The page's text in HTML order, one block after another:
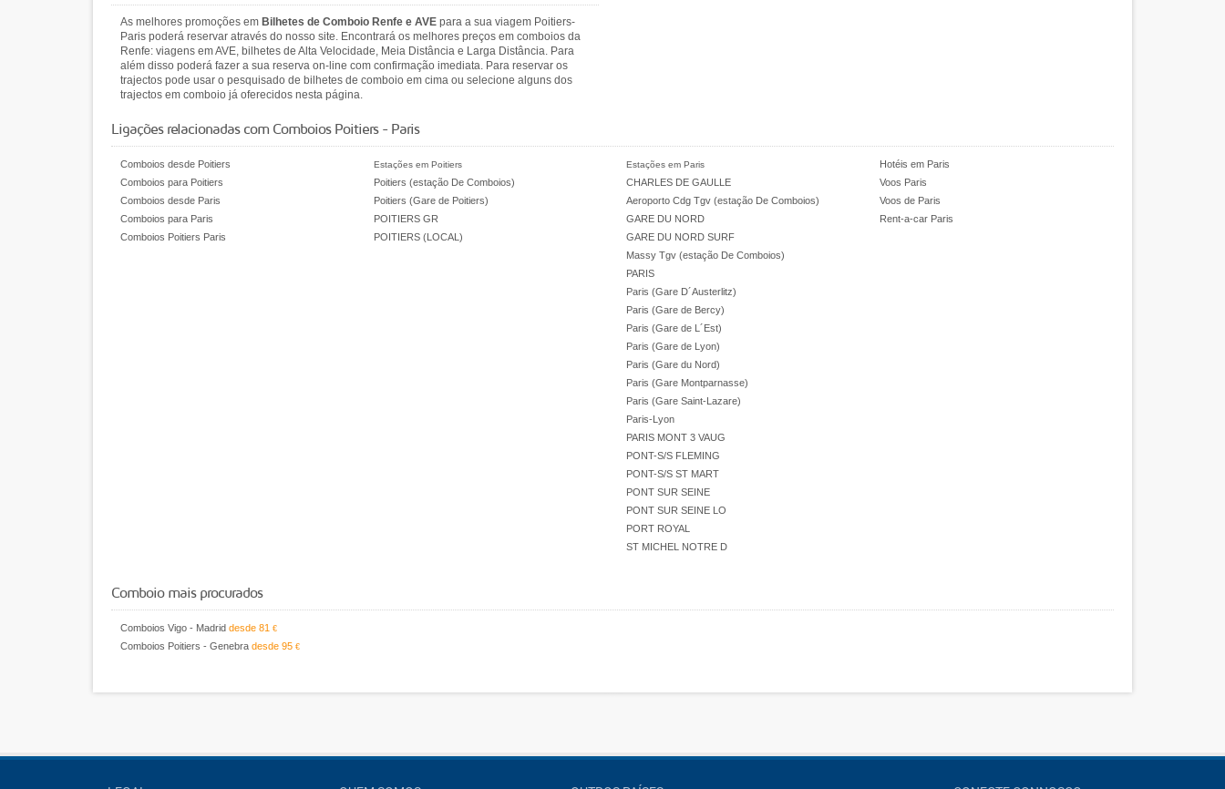
As melhores promoções em Bilhetes de Comboio Renfe e AVE para a sua viagem Poitiers-
Paris poderá reservar através do nosso site. Encontrará os melhores preços em comboios da
Renfe: viagens em AVE, bilhetes de Alta Velocidade, Meia Distância e Larga Distância. Para
além disso poderá fazer a sua reserva on-line com confirmação imediata. Para reservar os
trajectos pode usar o pesquisado de bilhetes de comboio em cima ou selecione alguns dos
trajectos em comboio já oferecidos nesta página.
Ligações relacionadas com Comboios Poitiers - Paris
Comboios desde Poitiers
Comboios para Poitiers
Comboios desde Paris
Comboios para Paris
Comboios Poitiers Paris
Estações em Poitiers
Poitiers (estação De Comboios)
Poitiers (Gare de Poitiers)
POITIERS GR
POITIERS (LOCAL)
Estações em Paris
CHARLES DE GAULLE
Aeroporto Cdg Tgv (estação De Comboios)
GARE DU NORD
GARE DU NORD SURF
Massy Tgv (estação De Comboios)
PARIS
Paris (Gare D´Austerlitz)
Paris (Gare de Bercy)
Paris (Gare de L´Est)
Paris (Gare de Lyon)
Paris (Gare du Nord)
Paris (Gare Montparnasse)
Paris (Gare Saint-Lazare)
Paris-Lyon
PARIS MONT 3 VAUG
PONT-S/S FLEMING
PONT-S/S ST MART
PONT SUR SEINE
PONT SUR SEINE LO
PORT ROYAL
ST MICHEL NOTRE D
Hotéis em Paris
Voos Paris
Voos de Paris
Rent-a-car Paris
Comboio mais procurados
Comboios Vigo - Madrid desde 81 €
Comboios Poitiers - Genebra desde 95 €